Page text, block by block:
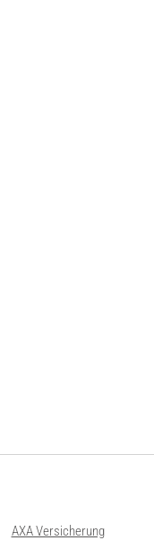
AXA Versicherung